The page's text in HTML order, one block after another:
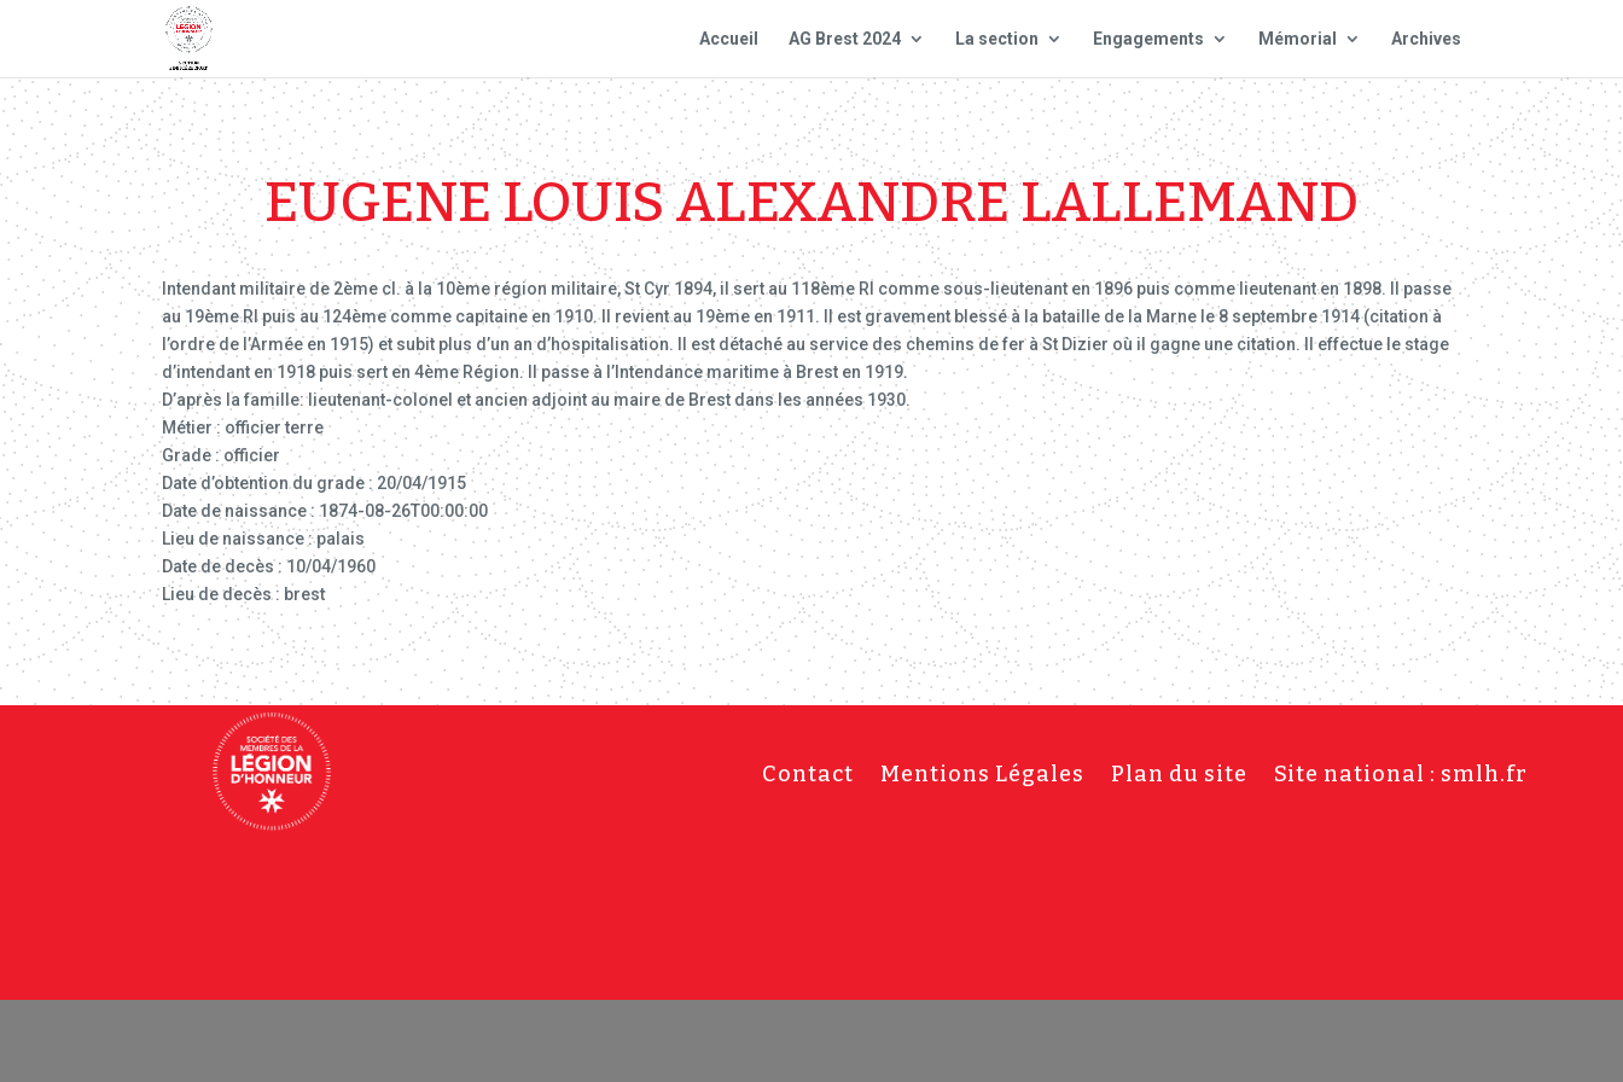
Accueil AG Brest 2024 La section Engagements Mémorial Archives
EUGENE LOUIS ALEXANDRE LALLEMAND
Intendant militaire de 2ème cl. à la 10ème région militaire, St Cyr 1894, il sert au 118ème RI comme sous-lieutenant en 1896 puis comme lieutenant en 1898. Il passe
au 19ème RI puis au 124ème comme capitaine en 1910. Il revient au 19ème en 1911. Il est gravement blessé à la bataille de la Marne le 8 septembre 1914 (citation à
l’ordre de l’Armée en 1915) et subit plus d’un an d’hospitalisation. Il est détaché au service des chemins de fer à St Dizier où il gagne une citation. Il effectue le stage
d’intendant en 1918 puis sert en 4ème Région. Il passe à l’Intendance maritime à Brest en 1919.
D’après la famille: lieutenant-colonel et ancien adjoint au maire de Brest dans les années 1930.
Métier : officier terre
Grade : officier
Date d’obtention du grade : 20/04/1915
Date de naissance : 1874-08-26T00:00:00
Lieu de naissance : palais
Date de decès : 10/04/1960
Lieu de decès : brest
Contact Mentions Légales Plan du site Site national : smlh.fr